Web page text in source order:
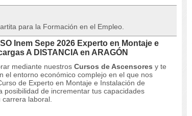
para la Formación en el Empleo.
Inem Sepe 2026 Experto en Montaje e
A DISTANCIA en ARAGÓN
mediante nuestros Cursos de Ascensores y te
el entorno económico complejo en el que nos
de Experto en Montaje e Instalación de
de incrementar tus capacidades
laboral.